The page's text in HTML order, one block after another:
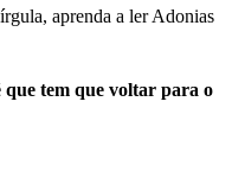
aprenda a ler Adonias
que tem que voltar para o